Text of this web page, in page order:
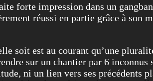
forte impression dans un
réussi en partie grâce à son
soit est au courant qu’une
sur un chantier par 6 inconnus
ni un lien vers ses précédents